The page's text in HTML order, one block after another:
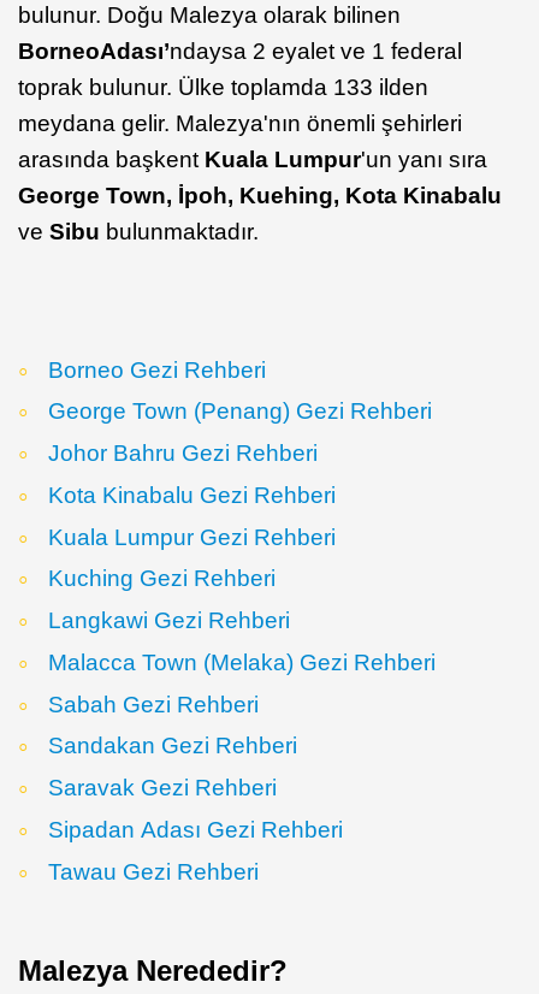
bulunur. Doğu Malezya olarak bilinen
BorneoAdası’ndaysa 2 eyalet ve 1 federal
toprak bulunur. Ülke toplamda 133 ilden
meydana gelir. Malezya'nın önemli şehirleri
arasında başkent Kuala Lumpur'un yanı sıra
George Town, İpoh, Kuehing, Kota Kinabalu
ve Sibu bulunmaktadır.
Borneo Gezi Rehberi
George Town (Penang) Gezi Rehberi
Johor Bahru Gezi Rehberi
Kota Kinabalu Gezi Rehberi
Kuala Lumpur Gezi Rehberi
Kuching Gezi Rehberi
Langkawi Gezi Rehberi
Malacca Town (Melaka) Gezi Rehberi
Sabah Gezi Rehberi
Sandakan Gezi Rehberi
Saravak Gezi Rehberi
Sipadan Adası Gezi Rehberi
Tawau Gezi Rehberi
Malezya Nerededir?